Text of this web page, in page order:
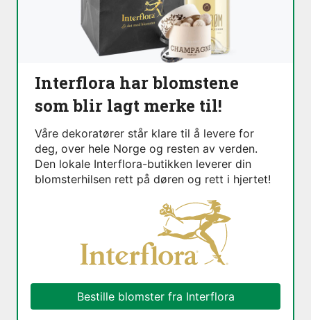
Interflora har blomstene
som blir lagt merke til!
Våre dekoratører står klare til å levere for
deg, over hele Norge og resten av verden.
Den lokale Interflora-butikken leverer din
blomsterhilsen rett på døren og rett i hjertet!
Bestille blomster fra Interflora